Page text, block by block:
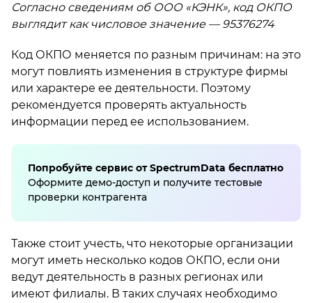
Согласно сведениям об ООО «КЭНК», код ОКПО
выглядит как числовое значение — 95376274
Код ОКПО меняется по разным причинам: на это
могут повлиять изменения в структуре фирмы
или характере ее деятельности. Поэтому
рекомендуется проверять актуальность
информации перед ее использованием.
Попробуйте сервис от SpectrumData бесплатно
Оформите демо-доступ и получите тестовые
проверки контрагента
Также стоит учесть, что некоторые организации
могут иметь несколько кодов ОКПО, если они
ведут деятельность в разных регионах или
имеют филиалы. В таких случаях необходимо